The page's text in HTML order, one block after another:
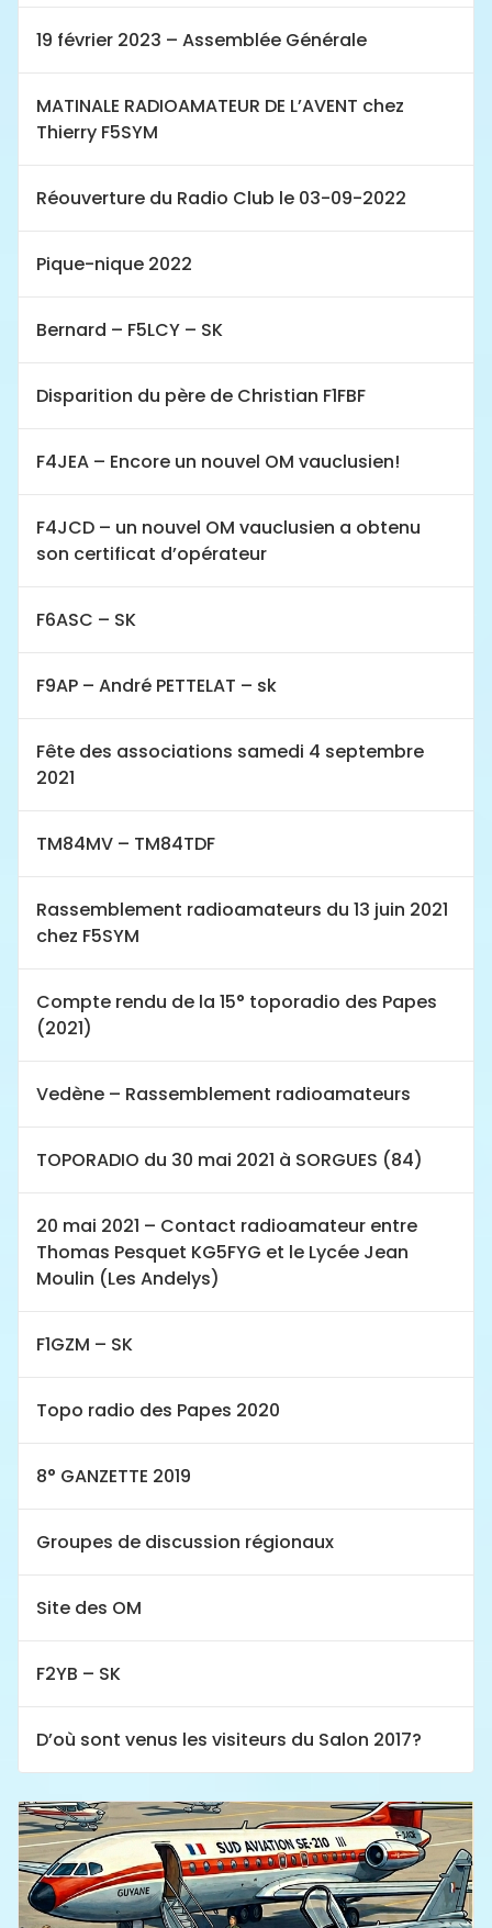
19 février 2023 – Assemblée Générale
MATINALE RADIOAMATEUR DE L’AVENT chez
Thierry F5SYM
Réouverture du Radio Club le 03-09-2022
Pique-nique 2022
Bernard – F5LCY – SK
Disparition du père de Christian F1FBF
F4JEA – Encore un nouvel OM vauclusien!
F4JCD – un nouvel OM vauclusien a obtenu
son certificat d’opérateur
F6ASC – SK
F9AP – André PETTELAT – sk
Fête des associations samedi 4 septembre
2021
TM84MV – TM84TDF
Rassemblement radioamateurs du 13 juin 2021
chez F5SYM
Compte rendu de la 15° toporadio des Papes
(2021)
Vedène – Rassemblement radioamateurs
TOPORADIO du 30 mai 2021 à SORGUES (84)
20 mai 2021 – Contact radioamateur entre
Thomas Pesquet KG5FYG et le Lycée Jean
Moulin (Les Andelys)
F1GZM – SK
Topo radio des Papes 2020
8° GANZETTE 2019
Groupes de discussion régionaux
Site des OM
F2YB – SK
D’où sont venus les visiteurs du Salon 2017?